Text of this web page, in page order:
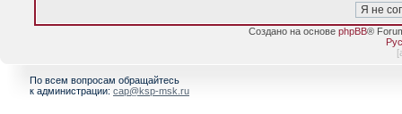
Создано на основе phpBB®
[
По всем вопросам обращайтесь
к администрации: cap@ksp-msk.ru